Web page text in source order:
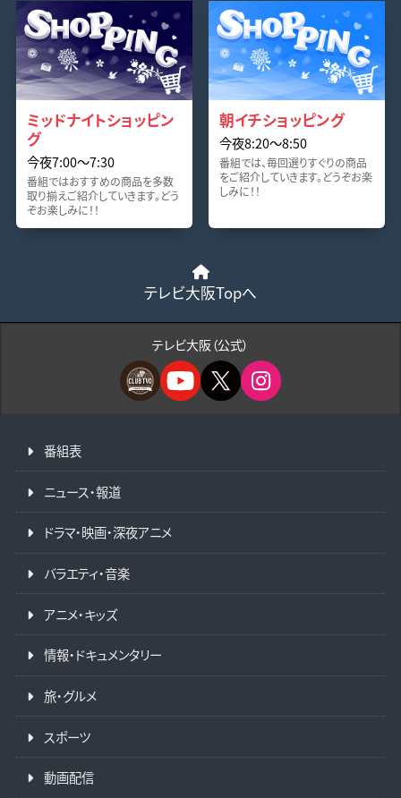
ミッドナイトショッピン
グ
今夜7:00〜7:30
番組ではおすすめの商品を多数
取り揃えご紹介していきます。どう
ぞお楽しみに！！
朝イチショッピング
今夜8:20〜8:50
番組では、毎回選りすぐりの商品
をご紹介していきます。どうぞお楽
しみに！！
テレビ大阪Topへ
テレビ大阪（公式）
番組表
ニュース・報道
ドラマ・映画・深夜アニメ
バラエティ・音楽
アニメ・キッズ
情報・ドキュメンタリー
旅・グルメ
スポーツ
動画配信